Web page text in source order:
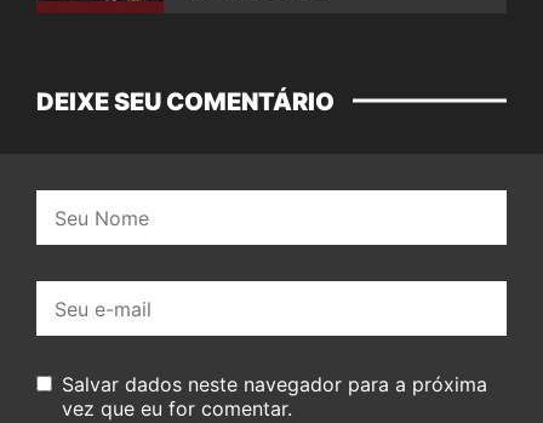
DEIXE SEU COMENTÁRIO
mail:
Salvar dados neste navegador para a próxima
vez que eu for comentar.